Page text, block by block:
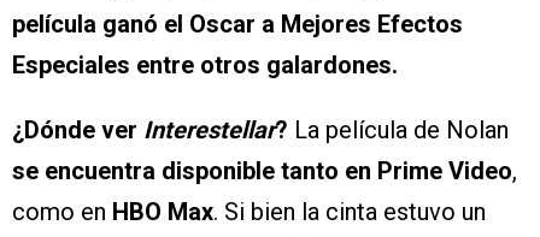
película ganó el Oscar a Mejores Efectos
Especiales entre otros galardones.
¿Dónde ver Interestellar? La película de Nolan
se encuentra disponible tanto en Prime Video,
como en HBO Max. Si bien la cinta estuvo un